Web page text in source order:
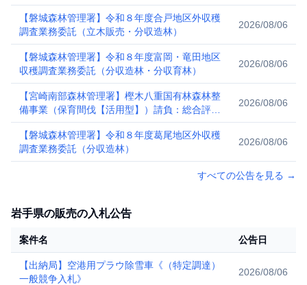
方式（簡易型）
【磐城森林管理署】令和８年度合戸地区外収穫
調査業務委託（立木販売・分収造林）
2026/08/06
【磐城森林管理署】令和８年度富岡・竜田地区
収穫調査業務委託（分収造林・分収育林）
2026/08/06
【宮崎南部森林管理署】樫木八重国有林森林整
備事業（保育間伐【活用型】）請負：総合評価
落札方式（簡易型）
2026/08/06
【磐城森林管理署】令和８年度葛尾地区外収穫
調査業務委託（分収造林）
2026/08/06
すべての公告を見る →
岩手県の販売の入札公告
案件名 公告日
【出納局】空港用プラウ除雪車《（特定調達）
一般競争入札》
2026/08/06